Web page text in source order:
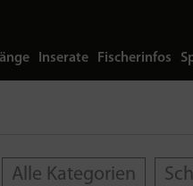
Inserate Fischerinfos
Alle Kategorien